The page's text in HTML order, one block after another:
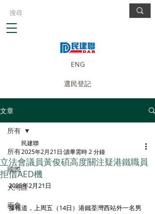
ENG
選民登記
文章
所有
國際
大灣區
兩會
所有
立法會議員黃俊碩高度關注疑港鐵職員
拒借AED機
民建聯
2025年2月21日 讀畢需時 2 分鐘
2025年2月21日
據報道，上周五（14日）港鐵荃灣西站外一名男